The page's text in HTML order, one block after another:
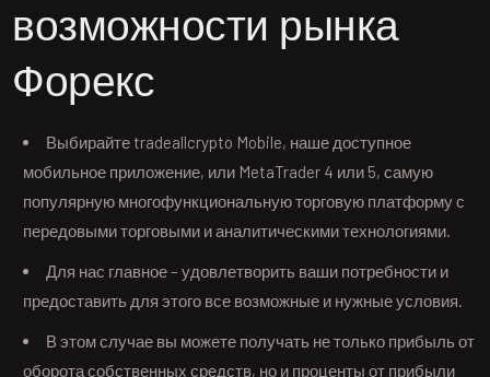
возможности рынка
Форекс
Выбирайте tradeallcrypto Mobile, наше доступное
мобильное приложение, или MetaTrader 4 или 5, самую
популярную многофункциональную торговую платформу с
передовыми торговыми и аналитическими технологиями.
Для нас главное – удовлетворить ваши потребности и
предоставить для этого все возможные и нужные условия.
В этом случае вы можете получать не только прибыль от
оборота собственных средств, но и проценты от прибыли